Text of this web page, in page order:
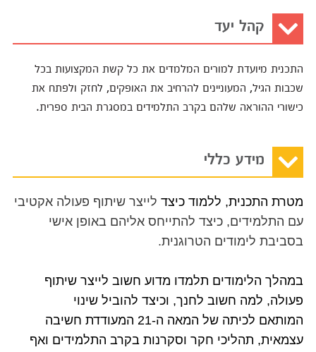
קהל יעד
התכנית מיועדת למורים המלמדים את כל קשת המקצועות בכל
שכבות הגיל, המעוניינים להרחיב את האופקים, לחזק ולפתח את
כישורי ההוראה שלהם בקרב התלמידים במסגרת הבית ספרית.
מידע כללי
מטרת התכנית, ללמוד כיצד לייצר שיתוף פעולה אקטיבי
עם התלמידים, כיצד להתייחס אליהם באופן אישי
בסביבת לימודים הטרוגנית.
במהלך הלימודים תלמדו מדוע חשוב לייצר שיתוף
פעולה, למה חשוב לחנך, וכיצד להוביל שינוי
המותאם לכיתה של המאה ה-21 המעודדת חשיבה
עצמאית, תהליכי חקר וסקרנות בקרב התלמידים ואף